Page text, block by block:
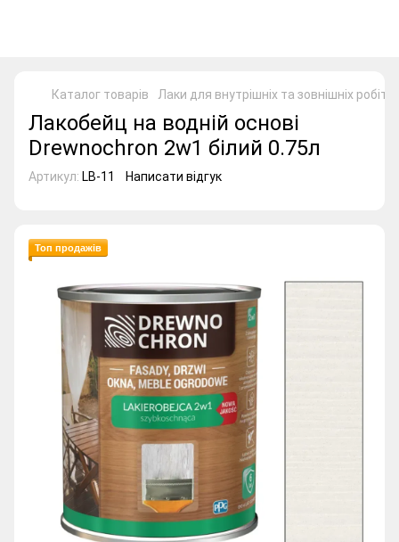
Каталог товарів Лаки для внутрішніх та зовнішніх робіт
Лакобейц на водній основі
Drewnochron 2w1 білий 0.75л
Артикул: LB-11 Написати відгук
Топ продажів